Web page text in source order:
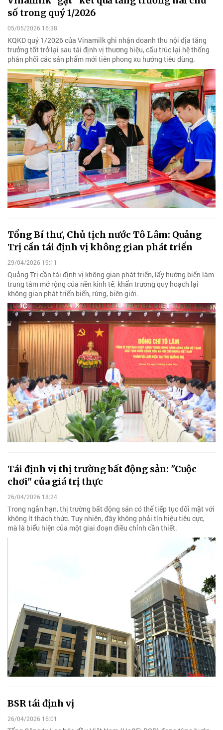
số trong quý 1/2026
05/05/2026 16:38
KQKD quý 1/2026 của Vinamilk ghi nhận doanh thu nội địa tăng
trưởng tốt trở lại sau tái định vị thương hiệu, cấu trúc lại hệ thống
phân phối các sản phẩm mới tiên phong xu hướng tiêu dùng.
Tổng Bí thư, Chủ tịch nước Tô Lâm: Quảng
Trị cần tái định vị không gian phát triển
29/04/2026 19:11
Quảng Trị cần tái định vị không gian phát triển, lấy hướng biển làm
trung tâm mở rộng của nền kinh tế; khẩn trương quy hoạch lại
không gian phát triển biển, rừng, biên giới.
Tái định vị thị trường bất động sản: "Cuộc
chơi" của giá trị thực
26/04/2026 18:24
Trong ngắn hạn, thị trường bất động sản có thể tiếp tục đối mặt với
không ít thách thức. Tuy nhiên, đây không phải tín hiệu tiêu cực,
mà là biểu hiện của một giai đoạn điều chỉnh cần thiết.
BSR tái định vị
26/04/2026 16:01